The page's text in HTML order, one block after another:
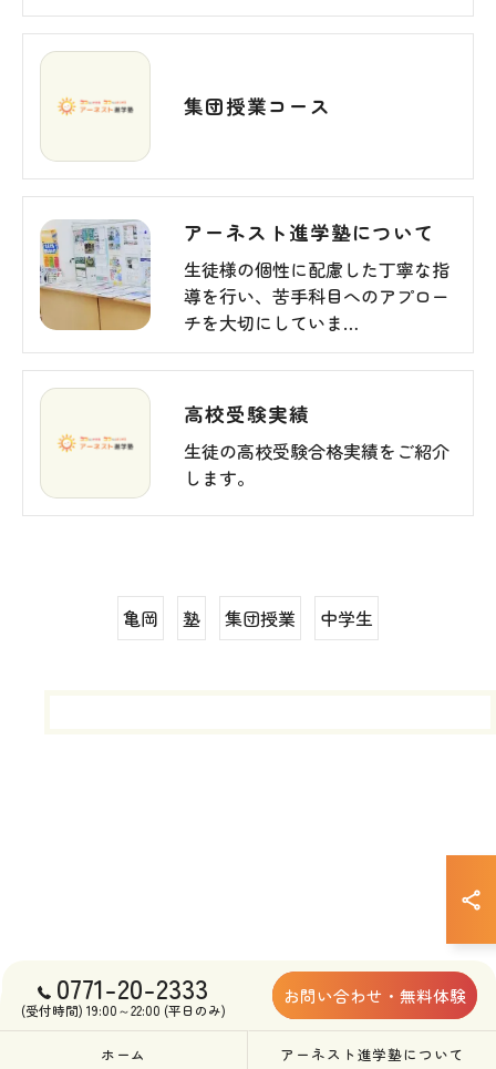
集団授業コース
アーネスト進学塾について
生徒様の個性に配慮した丁寧な指
導を行い、苦手科目へのアプロー
チを大切にしていま…
高校受験実績
生徒の高校受験合格実績をご紹介
します。
亀岡 塾 集団授業 中学生
0771-20-2333
(受付時間) 19:00～22:00 (平日のみ)
お問い合わせ・無料体験
ホーム アーネスト進学塾について